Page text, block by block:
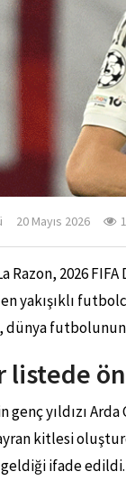
20 Mayıs 2026
Razon, 2026
en yakışıklı
futbolunun
listede
genç yıldızı
kitlesi
ifade edildi.